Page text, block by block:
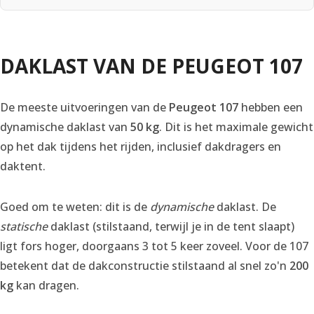
DAKLAST VAN DE PEUGEOT 107
De meeste uitvoeringen van de Peugeot 107 hebben een
dynamische daklast van 50 kg. Dit is het maximale gewicht
op het dak tijdens het rijden, inclusief dakdragers en
daktent.
Goed om te weten: dit is de dynamischedaklast. De
statischedaklast (stilstaand, terwijl je in de tent slaapt)
ligt fors hoger, doorgaans 3 tot 5 keer zoveel. Voor de 107
betekent dat de dakconstructie stilstaand al snel zo'n 200
kg kan dragen.